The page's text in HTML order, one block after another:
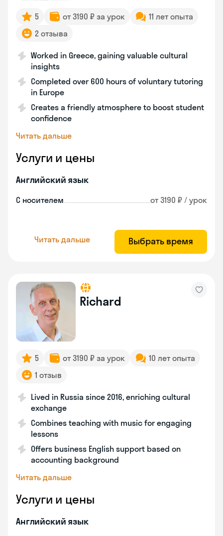
5 от 3190 ₽ за урок
11 лет опыта
2 отзыва
Worked in Greece, gaining valuable cultural
insights
Completed over 600 hours of voluntary tutoring
in Europe
Creates a friendly atmosphere to boost student
confidence
Читать дальше
Услуги и цены
Английский язык
С носителем от 3190 ₽ / урок
Читать дальше Выбрать время
Richard
5 от 3190 ₽ за урок
10 лет опыта
1 отзыв
Lived in Russia since 2016, enriching cultural
exchange
Combines teaching with music for engaging
lessons
Offers business English support based on
accounting background
Читать дальше
Услуги и цены
Английский язык